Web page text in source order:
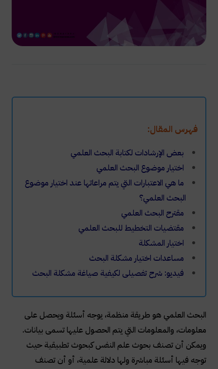
فهرس المقال:
بعض الإرشادات لكتابة البحث العلمي
اختيار موضوع البحث العلمي
ما هي الاعتبارات التي يتم مراعاتها عند اختيار موضوع
البحث العلمي؟
مقترح البحث العلمي
مقتضيات التخطيط للبحث العلمي
اختيار المشكلة
مساعدات اختيار مشكلة البحث
فيديو: شرح تفصيلى لكيفية صياغة مشكلة البحث
البحث العلمي هو طريقة منظمة، يوجه أسئلة ويحصل على
معلومات، والمعلومات التي يتم الحصول عليها تسمى بيانات.
ويمكن أن تصنف بحوث علم النفس كبحوث تطبيقية حيث
توجه فيها أسئلة مباشرة ولها دلالة علمية، أو أن تصنف